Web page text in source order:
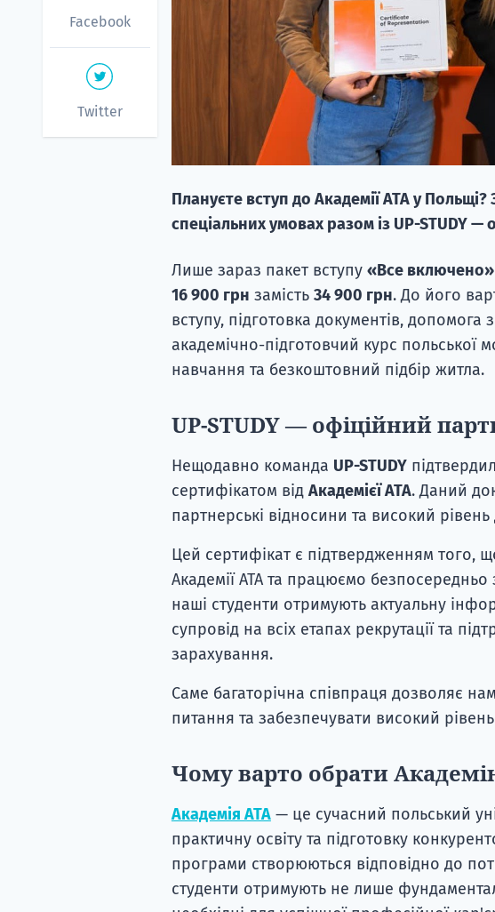
Facebook
Twitter
Плануєте вступ до Академії ATA у
спеціальних умовах разом із UP-STUDY
Лише зараз пакет вступу «Все включено»
16 900 грн замість 34 900 грн. До його
вступу, підготовка документів, допомога
академічно-підготовчий курс польської
навчання та безкоштовний підбір житла.
UP-STUDY — офіційний
Нещодавно команда UP-STUDY
сертифікатом від Академієї ATA. Даний
партнерські відносини та високий рівень
Цей сертифікат є підтвердженням того,
Академії ATA та працюємо
наші студенти отримують актуальну
супровід на всіх етапах рекрутації та
зарахування.
Саме багаторічна співпраця дозволяє
питання та забезпечувати високий
Чому варто обрати
Академія ATA— це сучасний польський
практичну освіту та підготовку
програми створюються відповідно до
студенти отримують не лише